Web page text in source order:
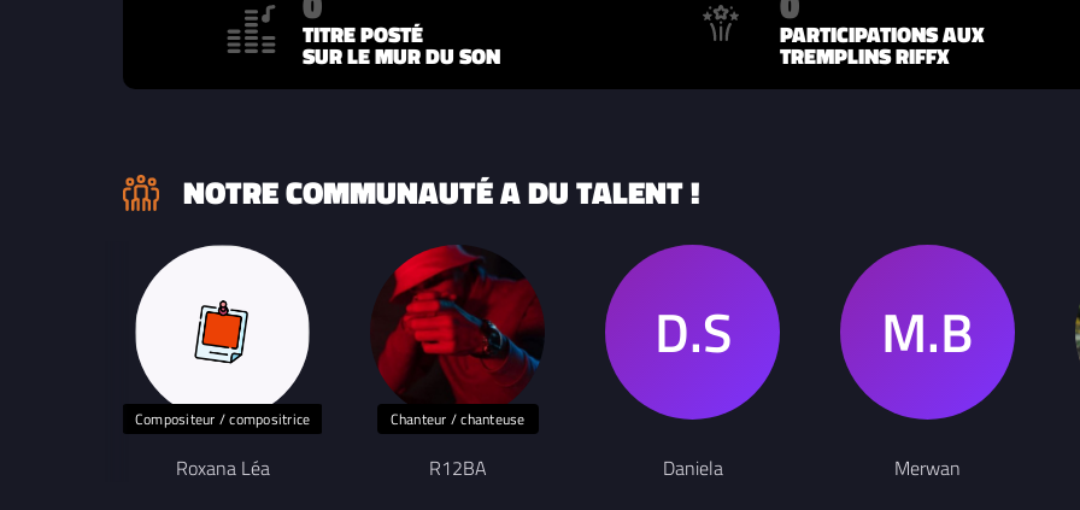
TITRE POSTÉ
SUR LE MUR DU SON
PARTICIPATIONS AUX
TREMPLINS RIFFX
NOTRE COMMUNAUTÉ A DU TALENT !
Compositeur / compositrice
Roxana Léa
Chanteur / chanteuse
R12BA Daniela Merwan